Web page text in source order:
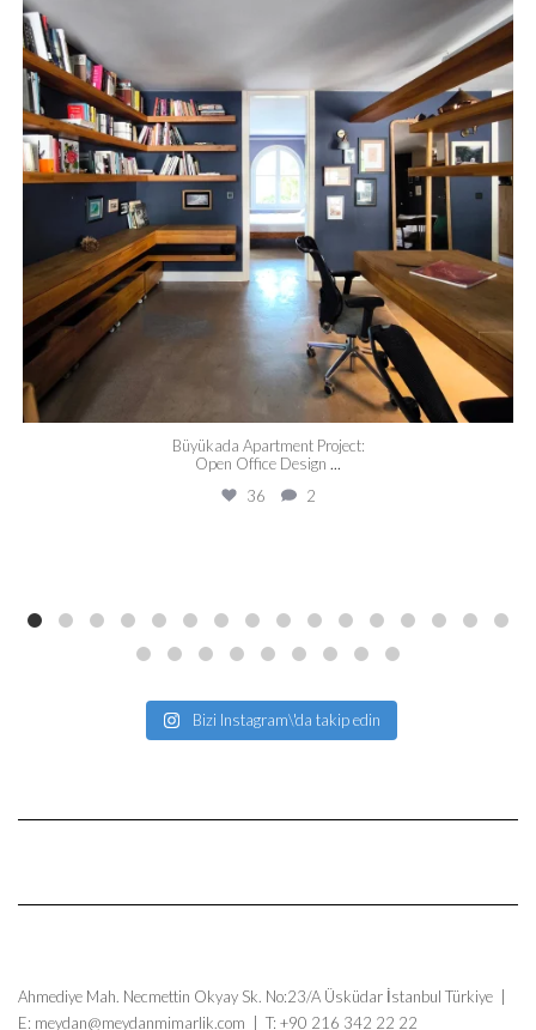
Büyükada Apartment Project:
Open Office Design ...
36
2
Bizi Instagram\'da takip edin
Ahmediye Mah. Necmettin Okyay Sk. No:23/A Üsküdar İstanbul Türkiye |
E: meydan@meydanmimarlik.com | T: +90 216 342 22 22